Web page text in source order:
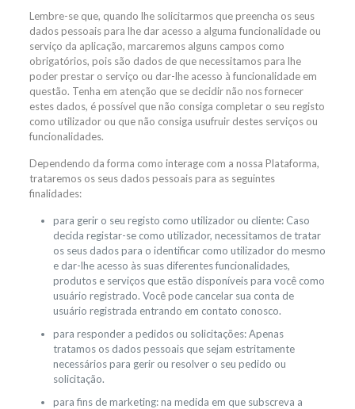
Lembre-se que, quando lhe solicitarmos que preencha os seus
dados pessoais para lhe dar acesso a alguma funcionalidade ou
serviço da aplicação, marcaremos alguns campos como
obrigatórios, pois são dados de que necessitamos para lhe
poder prestar o serviço ou dar-lhe acesso à funcionalidade em
questão. Tenha em atenção que se decidir não nos fornecer
estes dados, é possível que não consiga completar o seu registo
como utilizador ou que não consiga usufruir destes serviços ou
funcionalidades.
Dependendo da forma como interage com a nossa Plataforma,
trataremos os seus dados pessoais para as seguintes
finalidades:
para gerir o seu registo como utilizador ou cliente: Caso
decida registar-se como utilizador, necessitamos de tratar
os seus dados para o identificar como utilizador do mesmo
e dar-lhe acesso às suas diferentes funcionalidades,
produtos e serviços que estão disponíveis para você como
usuário registrado. Você pode cancelar sua conta de
usuário registrada entrando em contato conosco.
para responder a pedidos ou solicitações: Apenas
tratamos os dados pessoais que sejam estritamente
necessários para gerir ou resolver o seu pedido ou
solicitação.
para fins de marketing: na medida em que subscreva a